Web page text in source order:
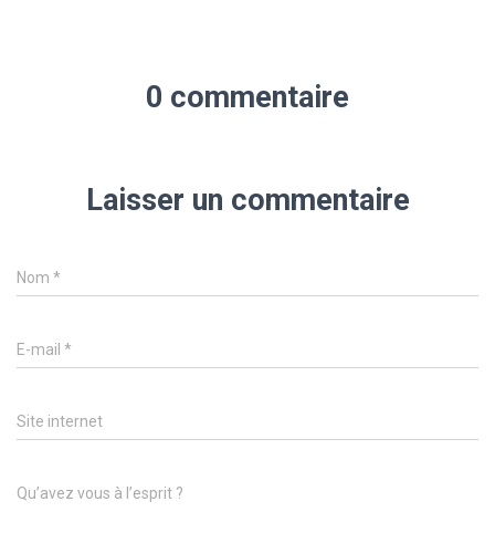
0 commentaire
Laisser un commentaire
Nom *
E-mail *
Site internet
Qu’avez vous à l’esprit ?